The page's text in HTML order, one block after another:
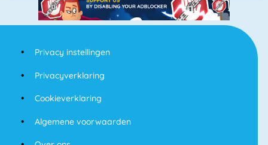
Privacy instellingen
Privacyverklaring
Cookieverklaring
Algemene voorwaarden